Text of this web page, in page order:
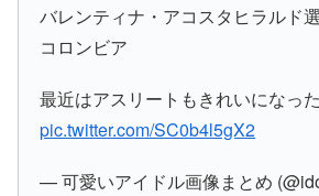
バレンティナ・アコスタヒラルド
コロンビア
最近はアスリートもきれいになっ
pic.twitter.com/SC0b4l5gX2
— 可愛いアイドル画像まとめ